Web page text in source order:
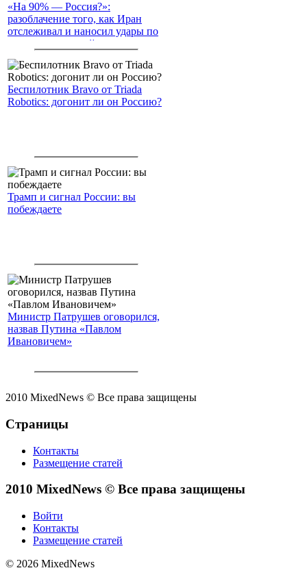
«На 90% — Россия?»:
разоблачение того, как Иран
отслеживал и наносил удары по
американским войскам
Беспилотник Bravo от Triada
Robotics: догонит ли он Россию?
Трамп и сигнал России: вы
побеждаете
Министр Патрушев оговорился,
назвав Путина «Павлом
Ивановичем»
2010 MixedNews © Все права защищены
Страницы
Контакты
Размещение статей
2010 MixedNews © Все права защищены
Войти
Контакты
Размещение статей
© 2026 MixedNews